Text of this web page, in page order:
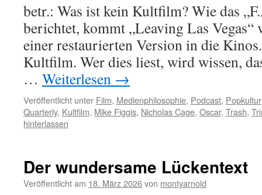
betr.: Was ist kein Kultfilm? Wie das
berichtet, kommt „Leaving Las
einer restaurierten Version in die
Kultfilm. Wer dies liest, wird wissen,
… Weiterlesen →
Veröffentlicht unter Film, Medienphilosophie, Podcast, Popkultur
Quarterly, Kultfilm, Mike Figgis, Nicholas Cage, Oscar, Trash,
hinterlassen
Der wundersame Lückentext
Veröffentlicht am 18. März 2026von montyarnold